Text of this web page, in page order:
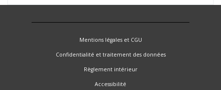
Mentions légales et CGU
Confidentialité et traitement des données
Règlement intérieur
Accessibilité